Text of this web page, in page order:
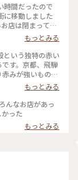
時間だったので
に移動しました
店は閉まってる
り紙も買えな
物ができない代わ
みを 観光客少な
賑やかなひがし
て 昔の風情を
（2024.8.11） #
もっとみる
す。京都、飛騨
みが強いものだ
見かけました。
上をのんびり
もっとみる
んなお店があっ
った
もっとみる